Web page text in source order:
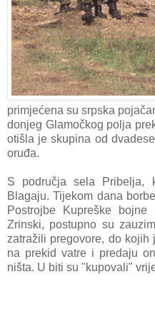
primjećena su srpska
donjeg Glamočkog polja
otišla je skupina od
oruđa.
S područja sela Pribelja,
Blagaju. Tijekom dana
Postrojbe Kupreške
Zrinski, postupno su
zatražili pregovore, do
na prekid vatre i predaju
ništa. U biti su "kupovali"